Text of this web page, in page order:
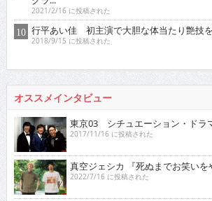
2021/2/16 に投稿された
行平あい佳 初主演で大胆な体当たり艶技
2018/9/15 に投稿された
オススメインタビュー
東京03 シチュエーション・ドラ
2017/11/16 に投稿された
真空ジェシカ 『死ぬまでお笑いを
2022/7/16 に投稿された